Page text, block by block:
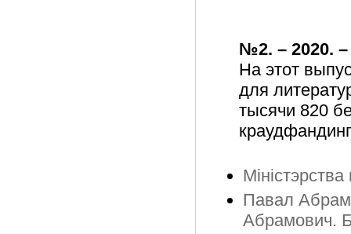
№2. – 2020. –
На этот
для
тысячи 820
Павал
Абрамович.